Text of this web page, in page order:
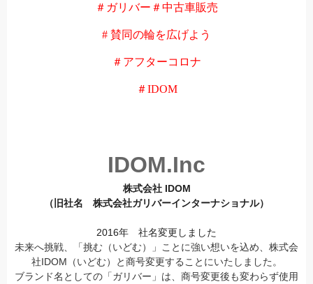
＃ガリバー＃中古車販売
# 賛同の輪を広げよう
＃アフターコロナ
＃IDOM
IDOM.Inc
株式会社 IDOM
（旧社名 株式会社ガリバーインターナショナル）
2016年 社名変更しました
未来へ挑戦、「挑む（いどむ）」ことに強い想いを込め、株式会
社IDOM（いどむ）と商号変更することにいたしました。
ブランド名としての「ガリバー」は、商号変更後も変わらず使用